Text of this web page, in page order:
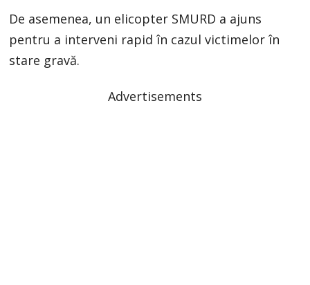
De asemenea, un elicopter SMURD a ajuns
pentru a interveni rapid în cazul victimelor în
stare gravă.
Advertisements